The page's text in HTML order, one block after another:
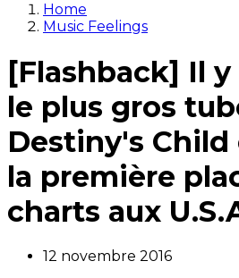
Home
Music Feelings
[Flashback] Il y
le plus gros
Destiny's
la première
charts aux
12 novembre 2016